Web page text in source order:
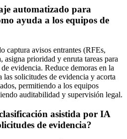
automatizado para
ayuda a los equipos de
captura avisos entrantes (RFEs,
prioridad y enruta tareas para
evidencia. Reduce demoras en la
las solicitudes de evidencia y acorta
permitiendo a los equipos
auditabilidad y supervisión legal.
asistida por IA
de evidencia?